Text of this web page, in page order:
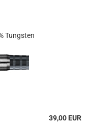
Tungs­ten
39,00 EUR